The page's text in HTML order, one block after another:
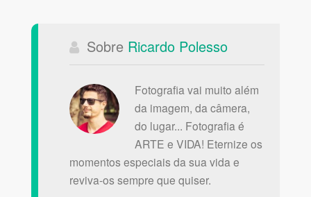
Sobre Ricardo Polesso
Fotografia vai muito além
da imagem, da câmera,
do lugar... Fotografia é
ARTE e VIDA! Eternize os
momentos especiais da sua vida e
reviva-os sempre que quiser.